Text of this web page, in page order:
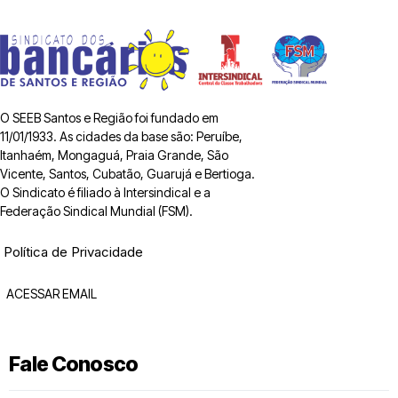
O SEEB Santos e Região foi fundado em
11/01/1933. As cidades da base são: Peruíbe,
Itanhaém, Mongaguá, Praia Grande, São
Vicente, Santos, Cubatão, Guarujá e Bertioga.
O Sindicato é filiado à Intersindical e a
Federação Sindical Mundial (FSM).
Política de Privacidade
ACESSAR EMAIL
Fale Conosco